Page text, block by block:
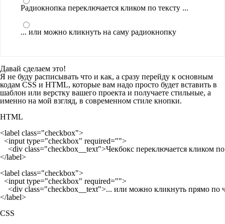
Радиокнопка переключается кликом по тексту ...
... или можно кликнуть на саму радиокнопку
Давай сделаем это!
Я не буду расписывать что и как, а сразу перейду к основным
кодам CSS и HTML, которые вам надо просто будет вставить в
шаблон или верстку вашего проекта и получаете стильные, а
именно на мой взгляд, в современном стиле кнопки.
HTML
<label class="checkbox">
<input type="checkbox" required="">
<div class="checkbox__text">Чекбокс переключается кликом
</label>
<label class="checkbox">
<input type="checkbox" required="">
<div class="checkbox__text">... или можно кликнуть прямо по
CSS